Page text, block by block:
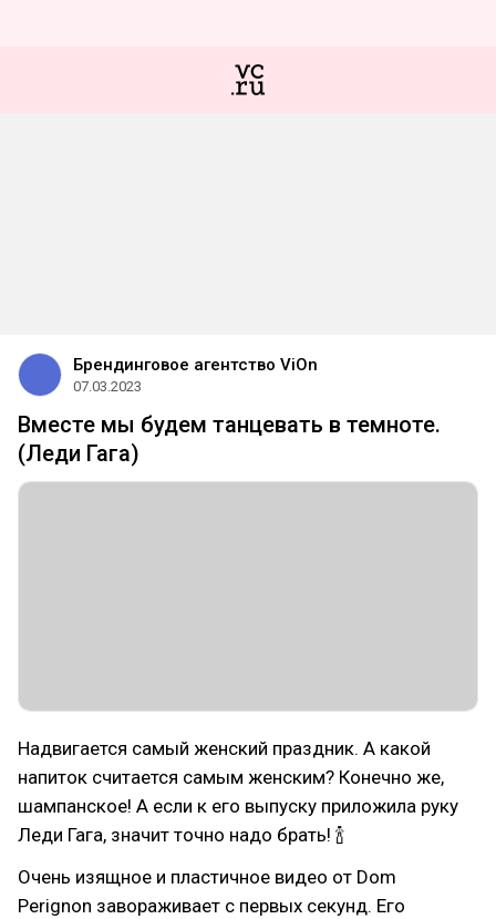
Брендинговое агентство ViOn
07.03.2023
Вместе мы будем танцевать в темноте.
(Леди Гага)
Надвигается самый женский праздник. А какой
напиток считается самым женским? Конечно же,
шампанское! А если к его выпуску приложила руку
Леди Гага, значит точно надо брать! 🍾
Очень изящное и пластичное видео от Dom
Perignon завораживает с первых секунд. Его